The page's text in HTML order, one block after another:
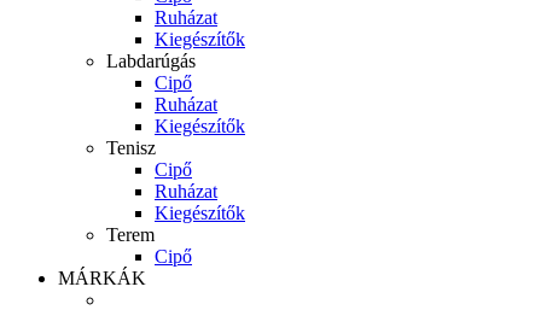
Ruházat
Kiegészítők
Labdarúgás
Cipő
Ruházat
Kiegészítők
Tenisz
Cipő
Ruházat
Kiegészítők
Terem
Cipő
MÁRKÁK